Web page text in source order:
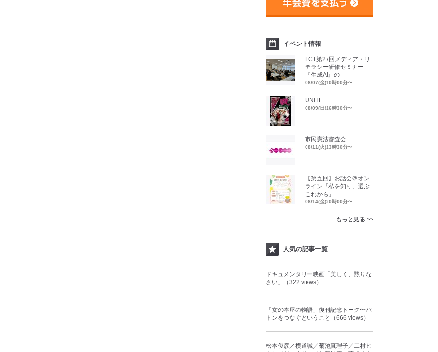
イベント情報
FCT第27回メディア・リ
テラシー研修セミナー
『生成AI』の
08/07(金)10時00分〜
UNITE
08/09(日)16時30分〜
市民憲法審査会
08/11(火)13時30分〜
【第五回】お話会＠オン
ライン「私を知り、選ぶ
これから」
08/14(金)20時00分〜
もっと見る >>
人気の記事一覧
ドキュメンタリー映画「美しく、黙りな
さい」（322 views）
「女の本屋の物語」復刊記念トーク〜バ
トンをつなぐということ（666 views）
松本俊彦／横道誠／菊池真理子／二村ヒ